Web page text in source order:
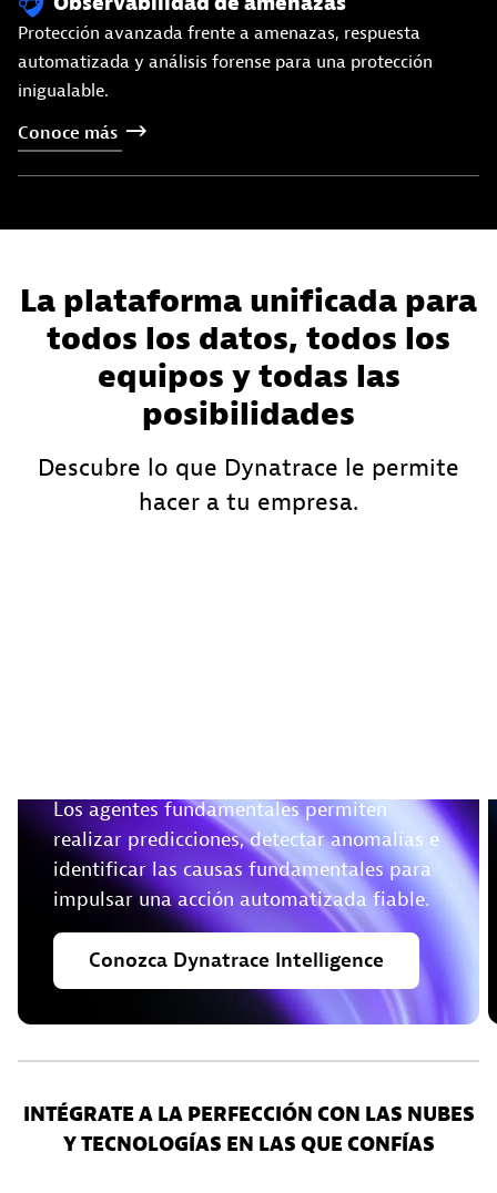
Protección avanzada frente a amenazas, respuesta
automatizada y análisis forense para una protección
inigualable.
Conoce más
La plataforma unificada para
todos los datos, todos los
equipos y todas las
posibilidades
Descubre lo que Dynatrace le permite
hacer a tu empresa.
Los agentes fundamentales permiten
realizar predicciones, detectar anomalías e
identificar las causas fundamentales para
impulsar una acción automatizada fiable.
Conozca Dynatrace Intelligence
INTÉGRATE A LA PERFECCIÓN CON LAS NUBES
Y TECNOLOGÍAS EN LAS QUE CONFÍAS